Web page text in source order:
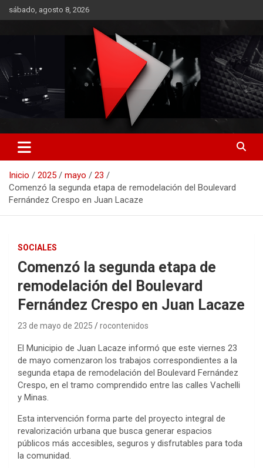
Saltar
al
sábado, agosto 8, 2026
RO CONTENIDOS
Inicio 2025 mayo
23
Comenzó la segunda etapa de remodelación del Boulevard
Fernández Crespo en Juan Lacaze
SOCIALES
Comenzó la segunda etapa de
remodelación del Boulevard
Fernández Crespo en Juan Lacaze
23 de mayo de 2025 rocontenidos
El Municipio de Juan Lacaze informó que este viernes 23
de mayo comenzaron los trabajos correspondientes a la
segunda etapa de remodelación del Boulevard Fernández
Crespo, en el tramo comprendido entre las calles Vachelli
y Minas.
Esta intervención forma parte del proyecto integral de
revalorización urbana que busca generar espacios
públicos más accesibles, seguros y disfrutables para toda
la comunidad.